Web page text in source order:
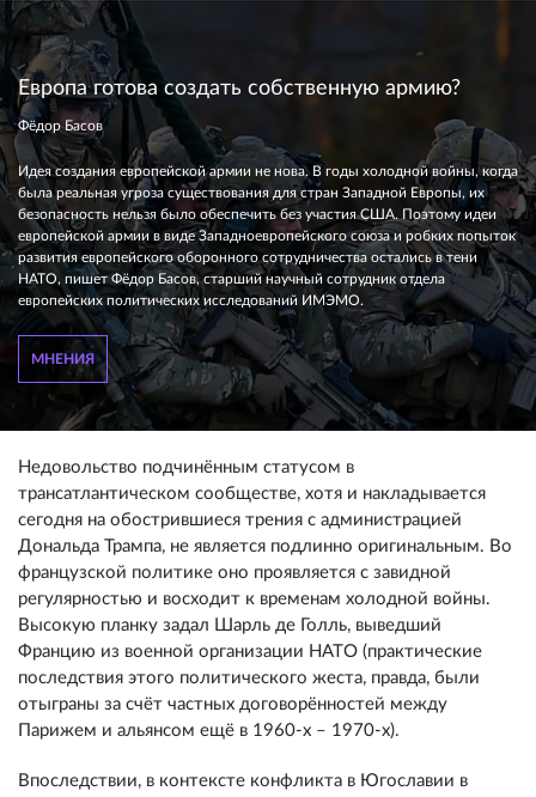
Европа готова создать собственную армию?
Фёдор Басов
Идея создания европейской армии не нова. В годы холодной войны, когда
была реальная угроза существования для стран Западной Европы, их
безопасность нельзя было обеспечить без участия США. Поэтому идеи
европейской армии в виде Западноевропейского союза и робких попыток
развития европейского оборонного сотрудничества остались в тени
НАТО, пишет Фёдор Басов, старший научный сотрудник отдела
европейских политических исследований ИМЭМО.
МНЕНИЯ
Недовольство подчинённым статусом в
трансатлантическом сообществе, хотя и накладывается
сегодня на обострившиеся трения с администрацией
Дональда Трампа, не является подлинно оригинальным. Во
французской политике оно проявляется с завидной
регулярностью и восходит к временам холодной войны.
Высокую планку задал Шарль де Голль, выведший
Францию из военной организации НАТО (практические
последствия этого политического жеста, правда, были
отыграны за счёт частных договорённостей между
Парижем и альянсом ещё в 1960-х – 1970-х).
Впоследствии, в контексте конфликта в Югославии в